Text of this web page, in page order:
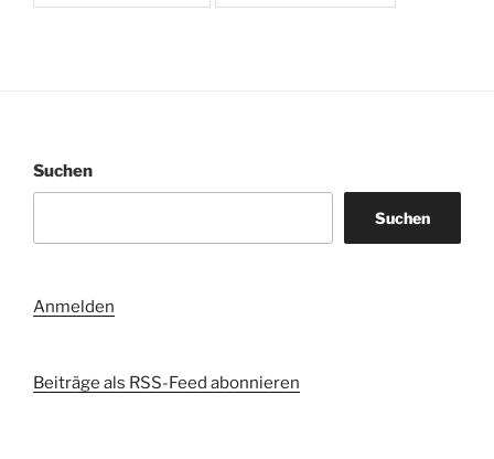
Suchen
Suchen
Anmelden
Beiträge als RSS-Feed abonnieren